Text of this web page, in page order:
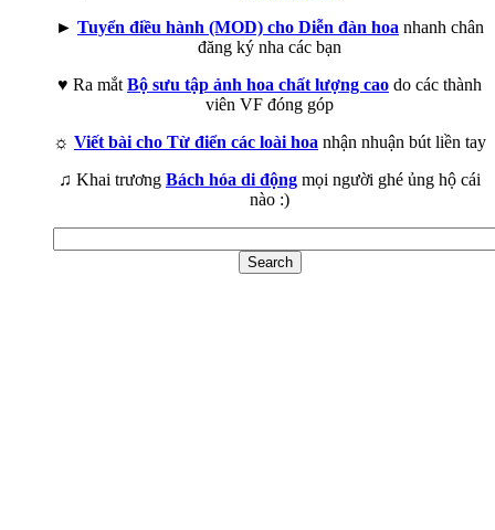
► Tuyển điều hành (MOD) cho Diễn đàn hoa nhanh chân
đăng ký nha các bạn
♥ Ra mắt Bộ sưu tập ảnh hoa chất lượng cao do các thành
viên VF đóng góp
☼ Viết bài cho Từ điển các loài hoa nhận nhuận bút liền tay
♫ Khai trương Bách hóa di động mọi người ghé ủng hộ cái
nào :)